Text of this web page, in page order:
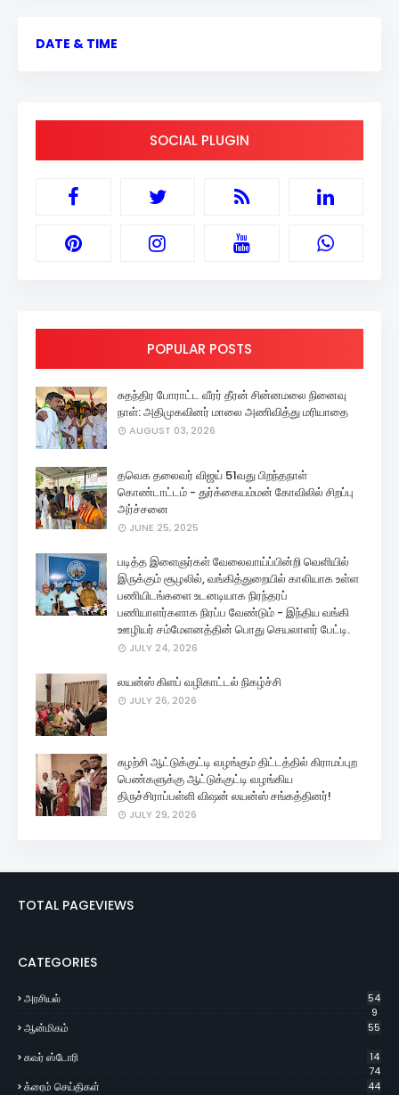
DATE & TIME
SOCIAL PLUGIN
POPULAR POSTS
சுதந்திர போராட்ட வீரர் தீரன் சின்னமலை நினைவு
நாள்: அதிமுகவினர் மாலை அணிவித்து மரியாதை
AUGUST 03, 2026
தவெக தலைவர் விஜய் 51வது பிறந்தநாள்
கொண்டாட்டம் - துர்க்கையம்மன் கோவிலில் சிறப்பு
அர்ச்சனை
JUNE 25, 2025
படித்த இளைஞர்கள் வேலைவாய்ப்பின்றி வெளியில்
இருக்கும் சூழலில், வங்கித்துறையில் காலியாக உள்ள
பணியிடங்களை உடனடியாக நிரந்தரப்
பணியாளர்களாக நிரப்ப வேண்டும் - இந்திய வங்கி
ஊழியர் சம்மேளனத்தின் பொது செயலாளர் பேட்டி.
JULY 24, 2026
லயன்ஸ் கிளப் வழிகாட்டல் நிகழ்ச்சி
JULY 26, 2026
சுழற்சி ஆட்டுக்குட்டி வழங்கும் திட்டத்தில் கிராமப்புற
பெண்களுக்கு ஆட்டுக்குட்டி வழங்கிய
திருச்சிராப்பள்ளி விஷன் லயன்ஸ் சங்கத்தினர்!
JULY 29, 2026
TOTAL PAGEVIEWS
CATEGORIES
அரசியல்
54
9
ஆன்மிகம் 55
கவர் ஸ்டோரி
14
74
க்ரைம் செய்திகள் 44